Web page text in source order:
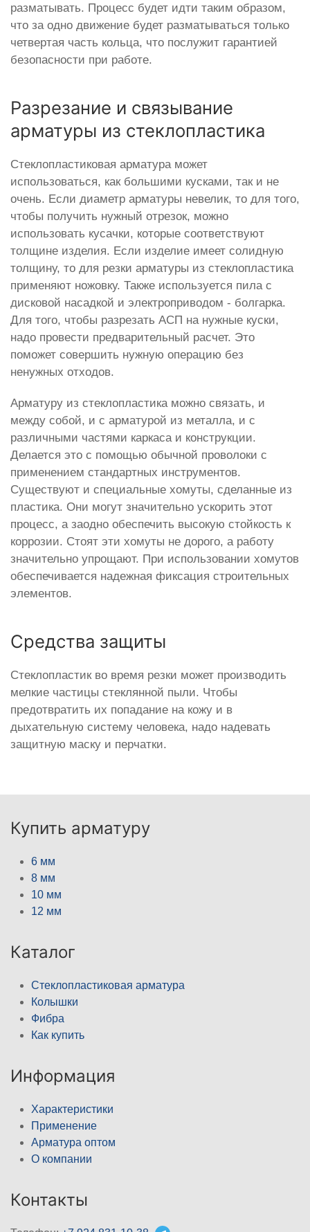
разматывать. Процесс будет идти таким образом,
что за одно движение будет разматываться только
четвертая часть кольца, что послужит гарантией
безопасности при работе.
Разрезание и связывание
арматуры из стеклопластика
Стеклопластиковая арматура может
использоваться, как большими кусками, так и не
очень. Если диаметр арматуры невелик, то для того,
чтобы получить нужный отрезок, можно
использовать кусачки, которые соответствуют
толщине изделия. Если изделие имеет солидную
толщину, то для резки арматуры из стеклопластика
применяют ножовку. Также используется пила с
дисковой насадкой и электроприводом - болгарка.
Для того, чтобы разрезать АСП на нужные куски,
надо провести предварительный расчет. Это
поможет совершить нужную операцию без
ненужных отходов.
Арматуру из стеклопластика можно связать, и
между собой, и с арматурой из металла, и с
различными частями каркаса и конструкции.
Делается это с помощью обычной проволоки с
применением стандартных инструментов.
Существуют и специальные хомуты, сделанные из
пластика. Они могут значительно ускорить этот
процесс, а заодно обеспечить высокую стойкость к
коррозии. Стоят эти хомуты не дорого, а работу
значительно упрощают. При использовании хомутов
обеспечивается надежная фиксация строительных
элементов.
Средства защиты
Стеклопластик во время резки может производить
мелкие частицы стеклянной пыли. Чтобы
предотвратить их попадание на кожу и в
дыхательную систему человека, надо надевать
защитную маску и перчатки.
Купить арматуру
6 мм
8 мм
10 мм
12 мм
Каталог
Стеклопластиковая арматура
Колышки
Фибра
Как купить
Информация
Характеристики
Применение
Арматура оптом
О компании
Контакты